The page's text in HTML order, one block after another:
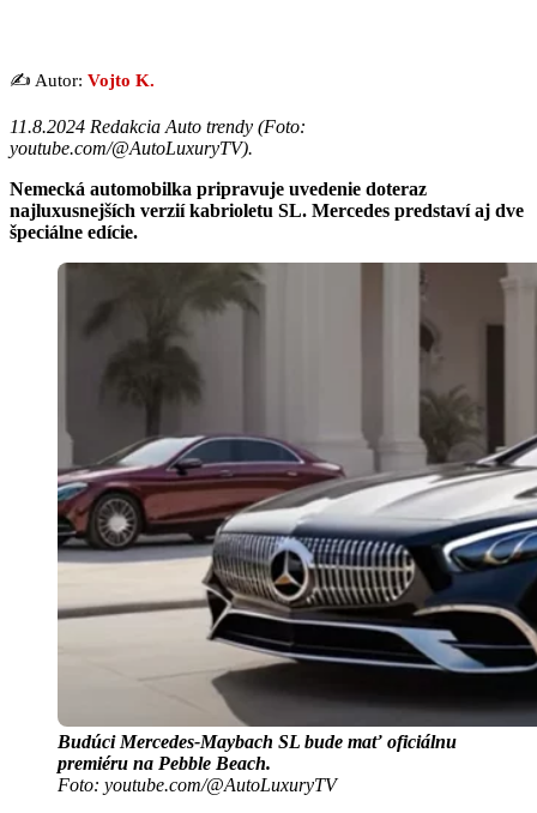
✍️ Autor: Vojto K.
11.8.2024 Redakcia Auto trendy (Foto:
youtube.com/@AutoLuxuryTV).
Nemecká automobilka pripravuje uvedenie doteraz
najluxusnejších verzií kabrioletu SL. Mercedes predstaví aj dve
špeciálne edície.
Budúci Mercedes-Maybach SL bude mať oficiálnu
premiéru na Pebble Beach.
Foto: youtube.com/@AutoLuxuryTV